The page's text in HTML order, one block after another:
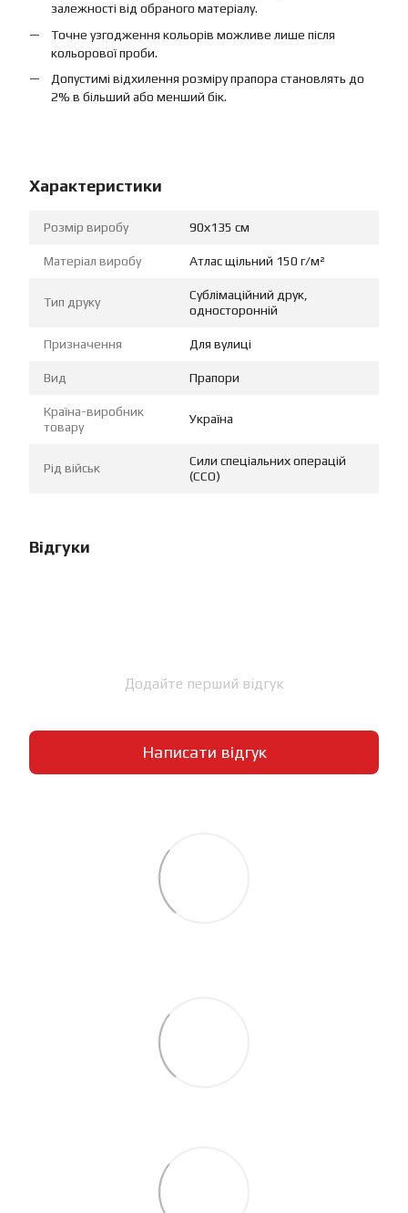
залежності від обраного матеріалу.
Точне узгодження кольорів можливе лише після
кольорової проби.
Допустимі відхилення розміру прапора становлять до
2% в більший або менший бік.
Характеристики
Розмір виробу 90х135 см
Матеріал виробу Атлас щільний 150 г/м²
Тип друку
Сублімаційний друк,
односторонній
Призначення Для вулиці
Вид Прапори
Країна-виробник
товару
Україна
Рід військ
Сили спеціальних операцій
(ССО)
Відгуки
Додайте перший відгук
Написати відгук